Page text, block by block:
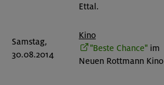
Ettal.
Samstag,
30.08.2014
Kino
"Beste Chance" im
Neuen Rottmann Kino